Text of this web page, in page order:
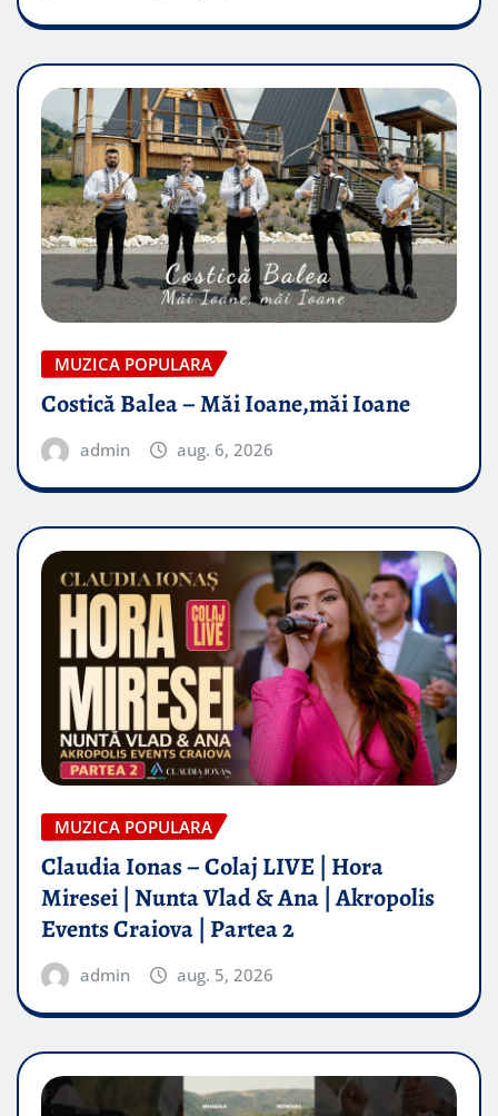
MUZICA POPULARA
Costică Balea – Măi Ioane,măi Ioane
admin aug. 6, 2026
MUZICA POPULARA
Claudia Ionas – Colaj LIVE | Hora
Miresei | Nunta Vlad & Ana | Akropolis
Events Craiova | Partea 2
admin aug. 5, 2026